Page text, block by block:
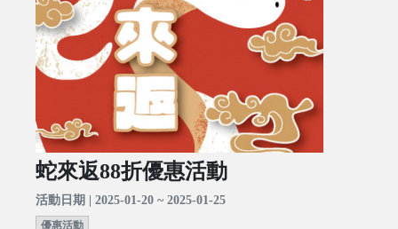
蛇來返88折優惠活動
活動日期 | 2025-01-20 ~ 2025-01-25
優惠活動